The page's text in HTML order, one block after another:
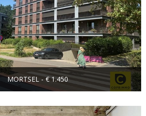
MORTSEL - € 1.450